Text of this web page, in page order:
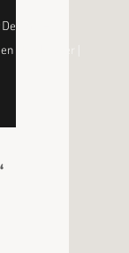
–
| Buchcover |